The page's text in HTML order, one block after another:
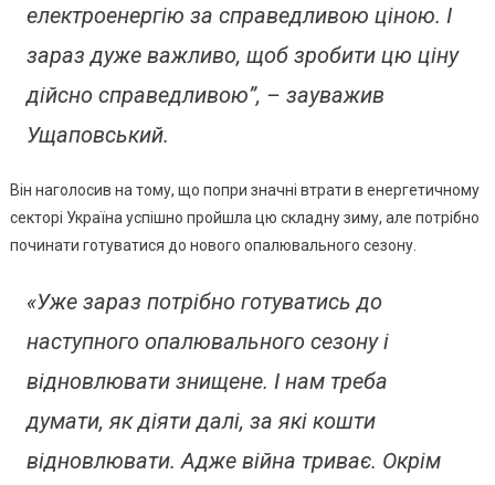
електроенергію за справедливою ціною. І
зараз дуже важливо, щоб зробити цю ціну
дійсно справедливою”, – зауважив
Ущаповський.
Він наголосив на тому, що попри значні втрати в енергетичному
секторі Україна успішно пройшла цю складну зиму, але потрібно
починати готуватися до нового опалювального сезону.
«Уже зараз потрібно готуватись до
наступного опалювального сезону і
відновлювати знищене. І нам треба
думати, як діяти далі, за які кошти
відновлювати. Адже війна триває. Окрім